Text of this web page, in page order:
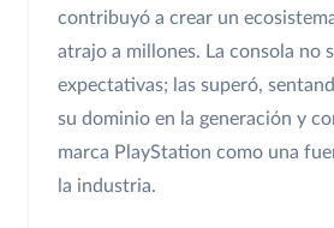
contribuyó a crear un
atrajo a millones. La consola no
expectativas; las superó,
su dominio en la generación y
marca PlayStation como una
la industria.